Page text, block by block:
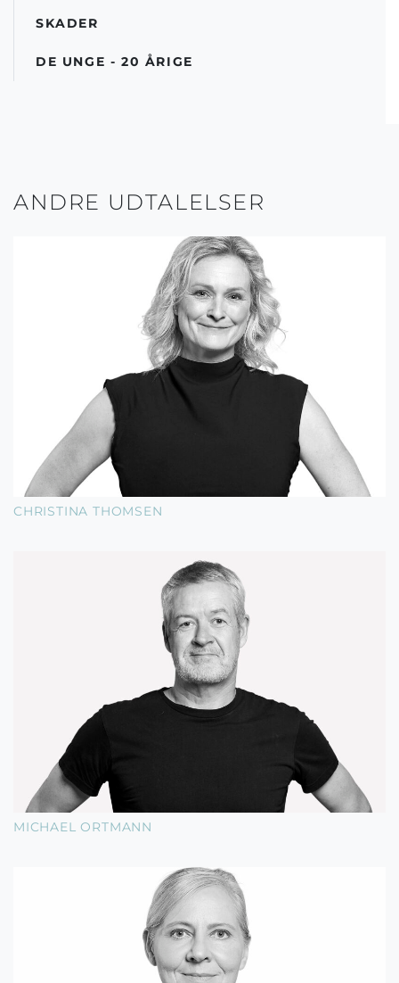
SKADER
DE UNGE - 20 ÅRIGE
ANDRE UDTALELSER
CHRISTINA THOMSEN
MICHAEL ORTMANN